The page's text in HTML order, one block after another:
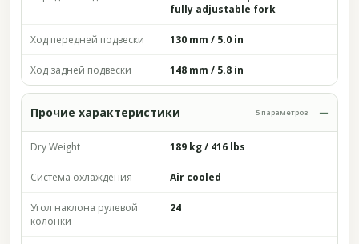
fully adjustable fork
Ход передней подвески 130 mm / 5.0 in
Ход задней подвески 148 mm / 5.8 in
Прочие характеристики 5 параметров
Dry Weight 189 kg / 416 lbs
Система охлаждения Air cooled
Угол наклона рулевой
колонки
24